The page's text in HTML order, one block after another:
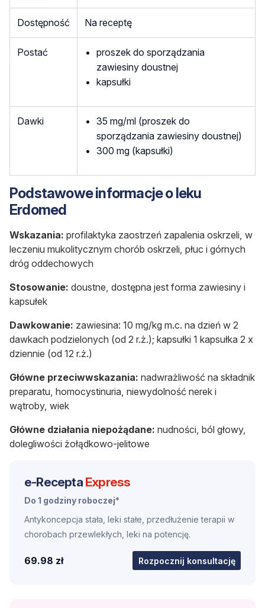
Dostępność Na receptę
Postać
proszek do sporządzania
zawiesiny doustnej
kapsułki
Dawki
35 mg/ml (proszek do
sporządzania zawiesiny doustnej)
300 mg (kapsułki)
Podstawowe informacje o leku
Erdomed
Wskazania: profilaktyka zaostrzeń zapalenia oskrzeli, w
leczeniu mukolitycznym chorób oskrzeli, płuc i górnych
dróg oddechowych
Stosowanie: doustne, dostępna jest forma zawiesiny i
kapsułek
Dawkowanie: zawiesina: 10 mg/kg m.c. na dzień w 2
dawkach podzielonych (od 2 r.ż.); kapsułki 1 kapsułka 2 x
dziennie (od 12 r.ż.)
Główne przeciwwskazania: nadwrażliwość na składnik
preparatu, homocystinuria, niewydolność nerek i
wątroby, wiek
Główne działania niepożądane: nudności, ból głowy,
dolegliwości żołądkowo-jelitowe
e-Recepta Express
Do 1 godziny roboczej*
Antykoncepcja stała, leki stałe, przedłużenie terapii w
chorobach przewlekłych, leki na potencję.
69.98 zł Rozpocznij konsultację